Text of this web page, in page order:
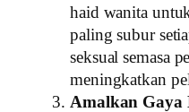
haid wanita
paling subur
seksual semasa
meningkatkan
Amalkan Gaya